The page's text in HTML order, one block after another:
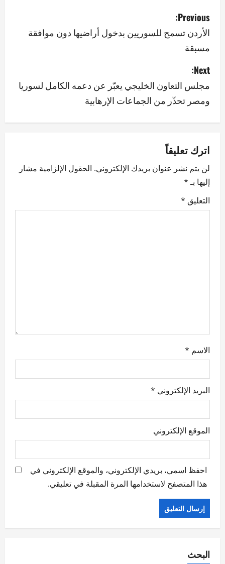
P
o
s
t
n
a
i
g
a
Previous:
الأردن تسمح للسوريين بدخول أراضيها دون موافقة
مسبقة
Next:
مجلس التعاون الخليجي يعبّر عن دعمه الكامل لسوريا
ومصر تحذّر من الجماعات الإرهابية
اترك تعليقاً
لن يتم نشر عنوان بريدك الإلكتروني. الحقول الإلزامية مشار
إليها بـ*
التعليق *
الاسم *
البريد الإلكتروني *
الموقع الإلكتروني
احفظ اسمي، بريدي الإلكتروني، والموقع الإلكتروني في
هذا المتصفح لاستخدامها المرة المقبلة في تعليقي.
البحث